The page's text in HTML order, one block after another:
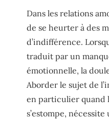
Dans les relations
de se heurter à des
d’indifférence.
traduit par un
émotionnelle, la
Aborder le sujet de
en particulier quand
s’estompe,